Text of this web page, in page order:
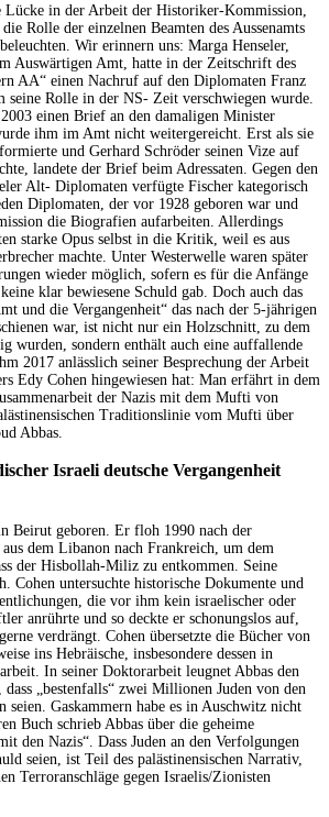
Lücke in der Arbeit der Historiker-Kommission,
Rolle der einzelnen Beamten des Aussenamts
Wir erinnern uns: Marga Henseler,
Auswärtigen Amt, hatte in der Zeitschrift des
AA“ einen Nachruf auf den Diplomaten Franz
seine Rolle in der NS- Zeit verschwiegen wurde.
einen Brief an den damaligen Minister
ihm im Amt nicht weitergereicht. Erst als sie
und Gerhard Schröder seinen Vize auf
landete der Brief beim Adressaten. Gegen den
Alt- Diplomaten verfügte Fischer kategorisch
Diplomaten, der vor 1928 geboren war und
die Biografien aufarbeiten. Allerdings
starke Opus selbst in die Kritik, weil es aus
machte. Unter Westerwelle waren später
wieder möglich, sofern es für die Anfänge
klar bewiesene Schuld gab. Doch auch das
und die Vergangenheit“ das nach der 5-jährigen
war, ist nicht nur ein Holzschnitt, zu dem
wurden, sondern enthält auch eine auffallende
2017 anlässlich seiner Besprechung der Arbeit
Edy Cohen hingewiesen hat: Man erfährt in dem
der Nazis mit dem Mufti von
Traditionslinie vom Mufti über
Abbas.
Israeli deutsche Vergangenheit
Beirut geboren. Er floh 1990 nach der
dem Libanon nach Frankreich, um dem
der Hisbollah-Miliz zu entkommen. Seine
Cohen untersuchte historische Dokumente und
die vor ihm kein israelischer oder
anrührte und so deckte er schonungslos auf,
verdrängt. Cohen übersetzte die Bücher von
ins Hebräische, insbesondere dessen in
In seiner Doktorarbeit leugnet Abbas den
„bestenfalls“ zwei Millionen Juden von den
seien. Gaskammern habe es in Auschwitz nicht
Buch schrieb Abbas über die geheime
den Nazis“. Dass Juden an den Verfolgungen
seien, ist Teil des palästinensischen Narrativ,
Terroranschläge gegen Israelis/Zionisten